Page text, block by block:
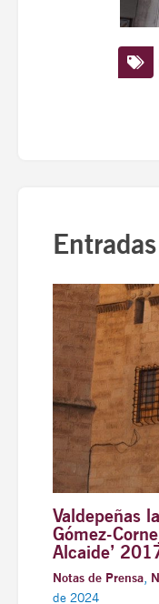
Valdepeñas
Gómez-
Alcaide’
Notas de Prensa,
de 2024